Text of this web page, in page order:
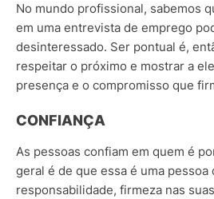
No mundo profissional, sabemos
em uma entrevista de emprego
desinteressado. Ser pontual é,
respeitar o próximo e mostrar a
presença e o compromisso que
CONFIANÇA
As pessoas confiam em quem é
geral é de que essa é uma pessoa
responsabilidade, firmeza nas